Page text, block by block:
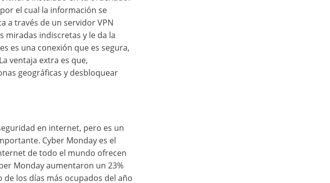
el cual la información se
a través de un servidor VPN
miradas indiscretas y le da la
es una conexión que es segura,
ventaja extra es que,
geográficas y desbloquear
en internet, pero es un
Cyber Monday es el
de todo el mundo ofrecen
Monday aumentaron un 23%
los días más ocupados del año